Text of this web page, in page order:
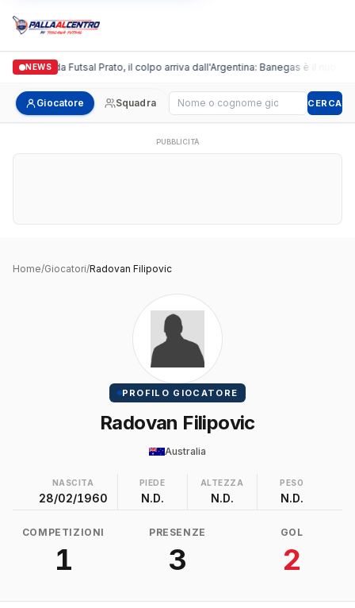
NEWS
Italgronda Futsal Prato, il colpo arriva dall'Argentina: Banegas è il nuovo
Giocatore Squadra Cerca giocatore CERCA
PUBBLICITÀ
Home/Giocatori/Radovan Filipovic
PROFILO GIOCATORE
Radovan Filipovic
Australia
NASCITA
28/02/1960
PIEDE
N.D.
ALTEZZA
N.D.
PESO
N.D.
COMPETIZIONI
1
PRESENZE
3
GOL
2